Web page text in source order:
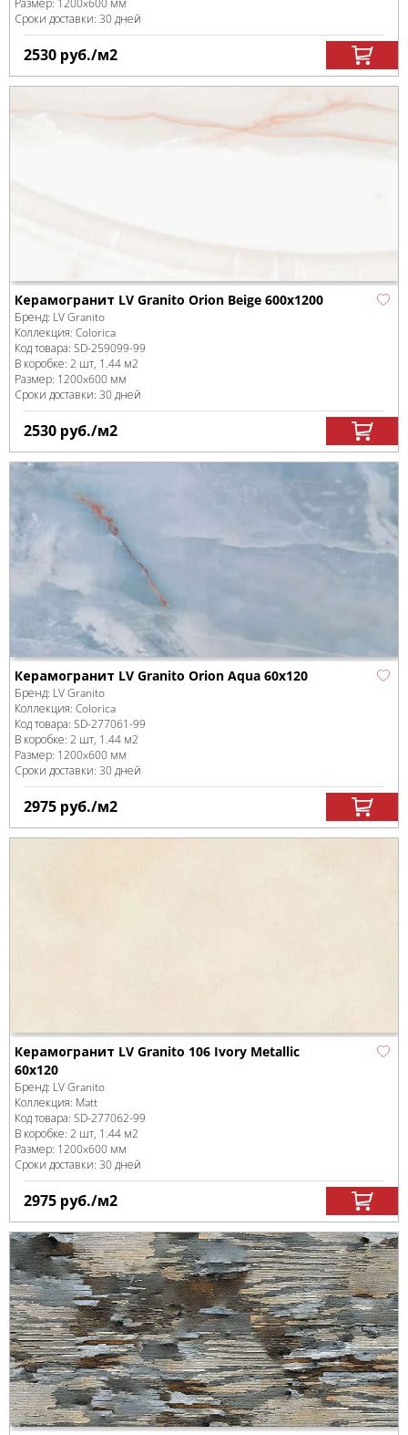
Сроки доставки: 30 дней
2530 руб./м2
Керамогранит LV Granito Orion Beige 600x1200
Бренд: LV Granito
Коллекция: Colorica
Код товара: SD-259099-99
В коробке: 2 шт, 1.44 м2
Размер: 1200x600 мм
Сроки доставки: 30 дней
2530 руб./м2
Керамогранит LV Granito Orion Aqua 60x120
Бренд: LV Granito
Коллекция: Colorica
Код товара: SD-277061-99
В коробке: 2 шт, 1.44 м2
Размер: 1200x600 мм
Сроки доставки: 30 дней
2975 руб./м2
Керамогранит LV Granito 106 Ivory Metallic
60x120
Бренд: LV Granito
Коллекция: Matt
Код товара: SD-277062-99
В коробке: 2 шт, 1.44 м2
Размер: 1200x600 мм
Сроки доставки: 30 дней
2975 руб./м2